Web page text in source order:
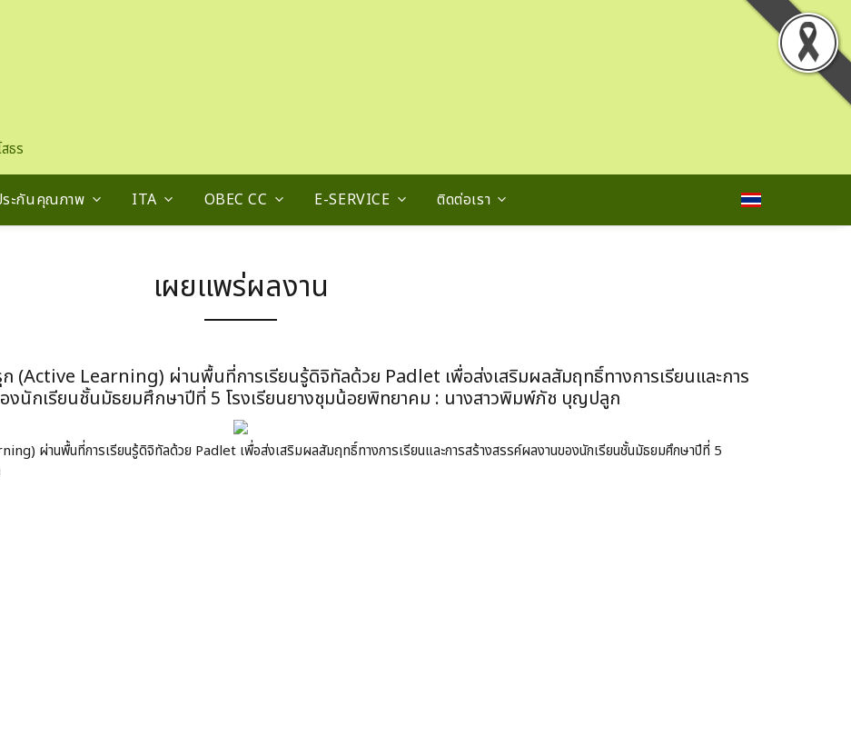
ธร
ะกันคุณภาพ ITA OBEC CC E-SERVICE ติดต่อเรา
เผยแพร่ผลงาน
ก (Active Learning) ผ่านพื้นที่การเรียนรู้ดิจิทัลด้วย Padlet เพื่อส่งเสริมผลสัมฤทธิ์ทางการเรียนและการ
งนักเรียนชั้นมัธยมศึกษาปีที่ 5 โรงเรียนยางชุมน้อยพิทยาคม : นางสาวพิมพ์ภัช บุญปลูก
ผ่านพื้นที่การเรียนรู้ดิจิทัลด้วย Padlet เพื่อส่งเสริมผลสัมฤทธิ์ทางการเรียนและการสร้างสรรค์ผลงานของนักเรียนชั้นมัธยมศึกษาปีที่ 5